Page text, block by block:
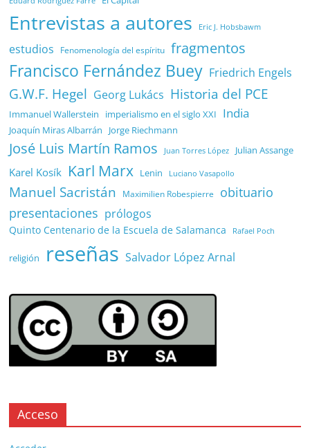
Entrevistas a autores Eric J. Hobsbawm
estudios Fenomenología del espíritu fragmentos
Francisco Fernández Buey Friedrich Engels
G.W.F. Hegel Georg Lukács Historia del PCE
Immanuel Wallerstein imperialismo en el siglo XXI India
Joaquín Miras Albarrán Jorge Riechmann
José Luis Martín Ramos Juan Torres López Julian Assange
Karel Kosík Karl Marx Lenin Luciano Vasapollo
Manuel Sacristán Maximilien Robespierre
obituario
presentaciones prólogos
Quinto Centenario de la Escuela de Salamanca Rafael Poch
religión reseñas Salvador López Arnal
Acceso